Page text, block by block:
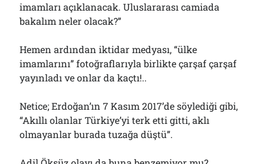
imamları açıklanacak. Uluslararası camiada
bakalım neler olacak?”
Hemen ardından iktidar medyası, “ülke
imamlarını” fotoğraflarıyla birlikte çarşaf çarşaf
yayınladı ve onlar da kaçtı!..
Netice; Erdoğan’ın 7 Kasım 2017’de söylediği gibi,
“Akıllı olanlar Türkiye’yi terk etti gitti, aklı
olmayanlar burada tuzağa düştü”.